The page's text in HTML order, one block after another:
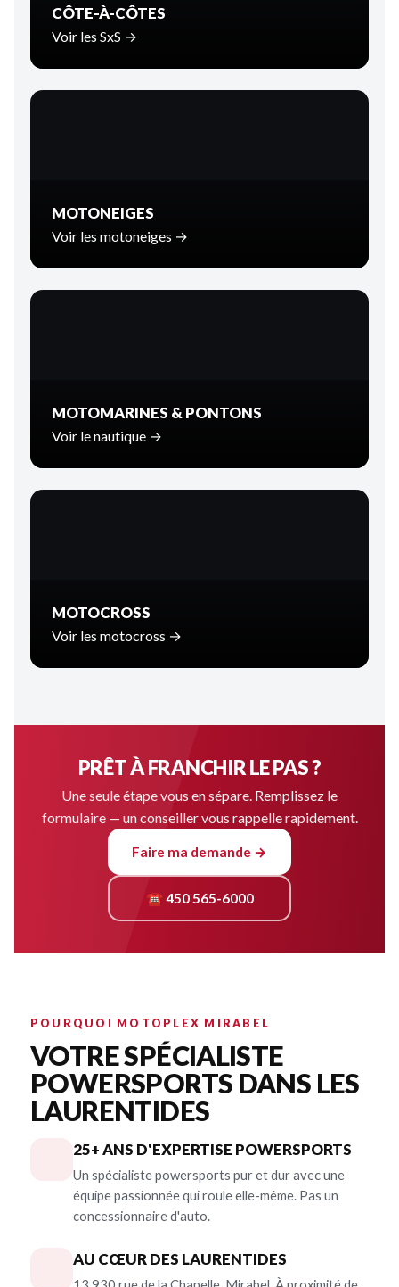
CÔTE-À-CÔTES
Voir les SxS →
MOTONEIGES
Voir les motoneiges →
MOTOMARINES & PONTONS
Voir le nautique →
MOTOCROSS
Voir les motocross →
PRÊT À FRANCHIR LE PAS ?
Une seule étape vous en sépare. Remplissez le
formulaire — un conseiller vous rappelle rapidement.
Faire ma demande →
☎ 450 565-6000
POURQUOI MOTOPLEX MIRABEL
VOTRE SPÉCIALISTE
POWERSPORTS DANS LES
LAURENTIDES
25+ ANS D'EXPERTISE POWERSPORTS
Un spécialiste powersports pur et dur avec une
équipe passionnée qui roule elle-même. Pas un
concessionnaire d'auto.
AU CŒUR DES LAURENTIDES